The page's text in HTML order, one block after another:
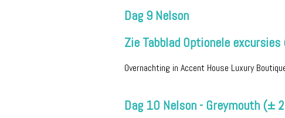
Dag 9 Nelson
Zie Tabblad Optionele
Overnachting in Accent House Luxury
Dag 10 Nelson - Greymouth (±